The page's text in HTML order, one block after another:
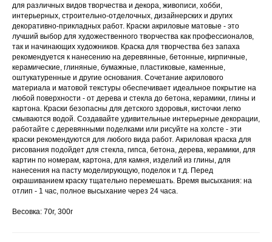
для различных видов творчества и декора, живописи, хобби,
интерьерных, строительно-отделочных, дизайнерских и других
декоративно-прикладных работ. Краски акриловые матовые - это
лучший выбор для художественного творчества как профессионалов,
так и начинающих художников. Краска для творчества без запаха
рекомендуется к нанесению на деревянные, бетонные, кирпичные,
керамические, глиняные, бумажные, пластиковые, каменные,
оштукатуренные и другие основания. Сочетание акрилового
материала и матовой текстуры обеспечивает идеальное покрытие на
любой поверхности - от дерева и стекла до бетона, керамики, глины и
картона. Краски безопасны для детского здоровья, кисточки легко
смываются водой. Создавайте удивительные интерьерные декорации,
работайте с деревянными поделками или рисуйте на холсте - эти
краски рекомендуются для любого вида работ. Акриловая краска для
рисования подойдет для стекла, гипса, бетона, дерева, керамики, для
картин по номерам, картона, для камня, изделий из глины, для
нанесения на пасту моделирующую, поделок и т.д. Перед
окрашиванием краску тщательно перемешать. Время высыхания: на
отлип - 1 час, полное высыхание через 24 часа.
Весовка: 70г, 300г